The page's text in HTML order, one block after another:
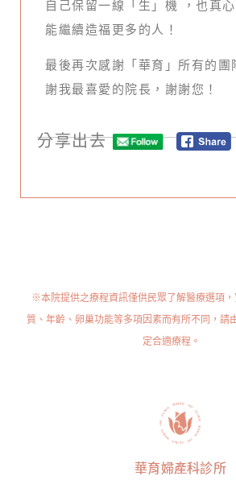
自己保留一線「生」機 ，也真心
能繼續造福更多的人！
最後再次感謝「華育」所有的團
謝我最喜愛的院長，謝謝您！
分享出去
※本院提供之療程資訊僅供民眾了解醫療選項
質、年齡、卵巢功能等多項因素而有所不同，請
定合適療程。
華育婦產科診所